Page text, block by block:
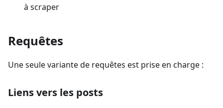
à scraper
Requêtes
Une seule variante de requêtes est prise en charge :
Liens vers les posts